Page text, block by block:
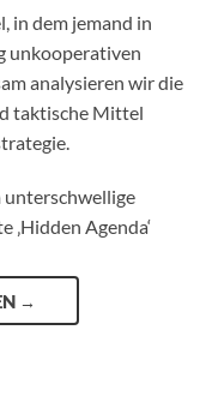
in dem jemand in
unkooperativen
analysieren wir die
taktische Mittel
unterschwellige
‚Hidden Agenda‘
→